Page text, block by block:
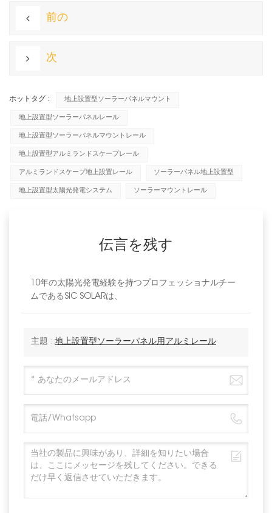
前の
次
ホットタグ : 地上設置型ソーラーパネルマウント
地上設置型ソーラーパネルレール
地上設置型ソーラーパネルマウントレール
地上設置型アルミランドスケープレール
アルミランドスケープ地上設置レール ソーラーパネル地上設置型
地上設置型太陽光発電システム ソーラーマウントレール
伝言を残す
10年の太陽光発電経験を持つプロフェッショナルチー
ムであるSIC SOLARは、
主題 : 地上設置型ソーラーパネル用アルミレール